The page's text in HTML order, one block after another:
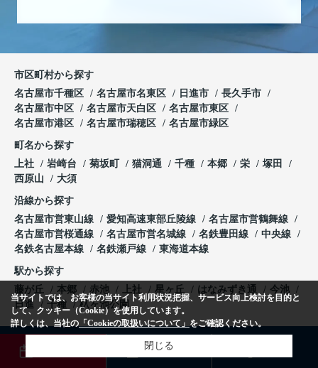
市区町村から探す
名古屋市千種区
名古屋市名東区 日進市
長久手市
名古屋市中区
名古屋市天白区
名古屋市東区
名古屋市港区
名古屋市瑞穂区 名古屋市緑区
町名から探す
上社
岩崎台 菊坂町 猫洞通 千種 本郷 栄
塚田
西原山
大須
沿線から探す
名古屋市営東山線
愛知高速東部丘陵線
名古屋市営鶴舞線
名古屋市営桜通線
名古屋市営名城線 名鉄豊田線
中央線
名鉄名古屋本線
名鉄瀬戸線 東海道本線
駅から探す
藤が丘
本郷 赤池 上社 星ヶ丘 はなみずき通
今池
日進
千種 杁ヶ池公園
当サイトでは、お客様の当サイト利用状況把握、サービス向上検討を目的と
して、クッキー（Cookie）を使用しています。
詳しくは、当社の 「Cookieの取扱いについて」 をご確認ください。
閉じる